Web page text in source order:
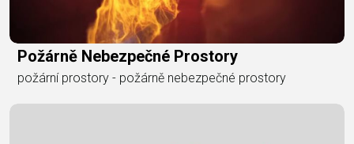
Požárně Nebezpečné Prostory
požární prostory - požárně nebezpečné prostory